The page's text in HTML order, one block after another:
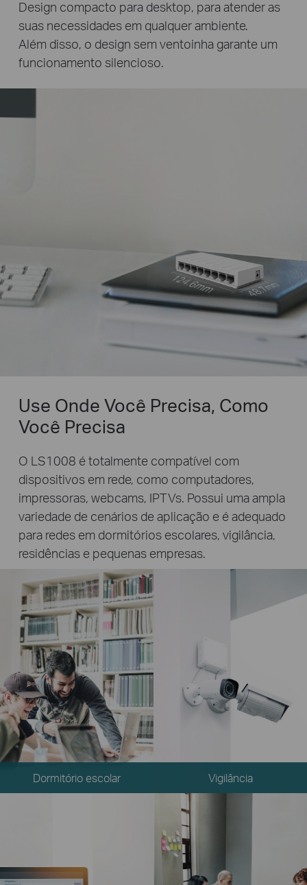
Design compacto para desktop, para atender as
suas necessidades em qualquer ambiente.
Além disso, o design sem ventoinha garante um
funcionamento silencioso.
Use Onde Você Precisa, Como
Você Precisa
O LS1008 é totalmente compatível com
dispositivos em rede, como computadores,
impressoras, webcams, IPTVs. Possui uma ampla
variedade de cenários de aplicação e é adequado
para redes em dormitórios escolares, vigilância,
residências e pequenas empresas.
Dormitório escolar Vigilância